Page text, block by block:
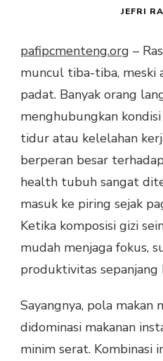
JEFRI
pafipcmenteng.org –
muncul tiba-tiba,
padat. Banyak orang
menghubungkan
tidur atau kelelahan
berperan besar
health tubuh sangat
masuk ke piring sejak
Ketika komposisi gizi
mudah menjaga fokus,
produktivitas sepanjang
Sayangnya, pola makan
didominasi makanan
minim serat. Kombinasi